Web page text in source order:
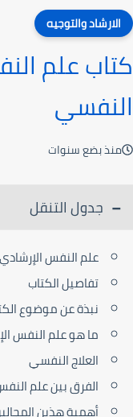
الارشاد والتوجيه
كتاب علم
النفسي
منذ بضع سنوات
جدول التنقل
علم النفس
تفاصيل الكتاب
نبذة عن موضوع
ما هو علم النفس
العلاج النفسي
الفرق بين علم
أهمية هذين